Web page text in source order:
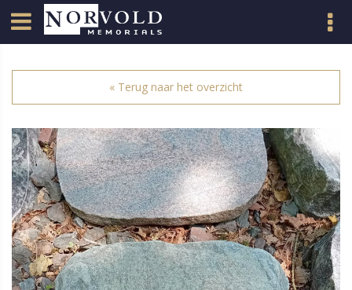
« Terug naar het overzicht